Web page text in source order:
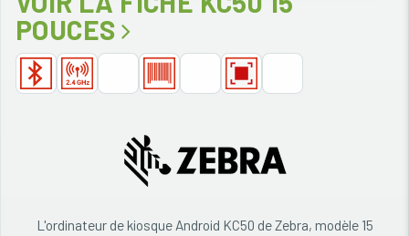
POUCES
L'ordinateur de kiosque Android KC50 de Zebra, modèle 15